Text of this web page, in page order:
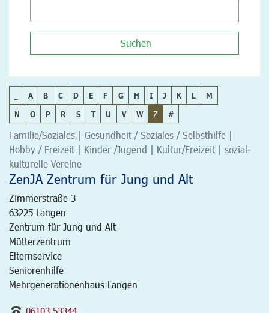
Suchen
A B C D E F G H I J K L
M
N
O P R S T U V W Z #
Familie/Soziales | Gesundheit / Soziales / Selbsthilfe |
Hobby / Freizeit | Kinder /Jugend | Kultur/Freizeit | sozial-
kulturelle Vereine
ZenJA Zentrum für Jung und Alt
Zimmerstraße 3
63225 Langen
Zentrum für Jung und Alt
Mütterzentrum
Elternservice
Seniorenhilfe
Mehrgenerationenhaus Langen